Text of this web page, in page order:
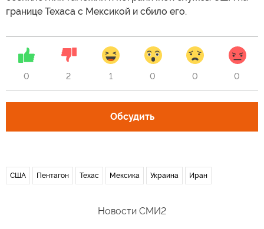
границе Техаса с Мексикой и сбило его.
0 2 1 0 0 0
Обсудить
США Пентагон Техас Мексика Украина Иран
Новости СМИ2